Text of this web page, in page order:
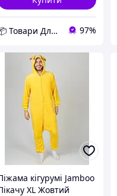
📦 Товари Для Дому 97%
кігурумі Jamboo
XL Жовтий